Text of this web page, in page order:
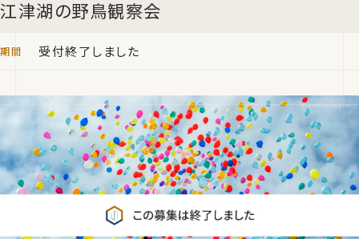
江津湖の野鳥観察会
受付終了しました